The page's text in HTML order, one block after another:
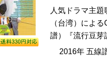
人気ドラマ主
（台湾）によ
譜）『流行豆
2016年 五線